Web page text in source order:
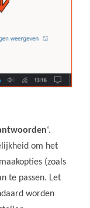
‘.
om het
(zoals
te passen. Let
worden